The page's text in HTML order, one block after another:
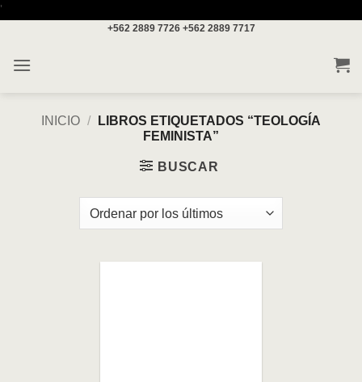
'
+562 2889 7726 +562 2889 7717
INICIO /
LIBROS ETIQUETADOS “TEOLOGÍA
FEMINISTA”
BUSCAR